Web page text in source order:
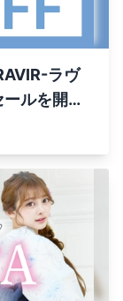
ラヴ
ルを開
通常価格